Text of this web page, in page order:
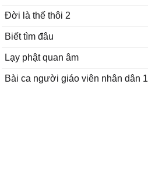
Đời là thế thôi 2
Biết tìm đâu
Lạy phật quan âm
Bài ca người giáo viên nhân dân 1